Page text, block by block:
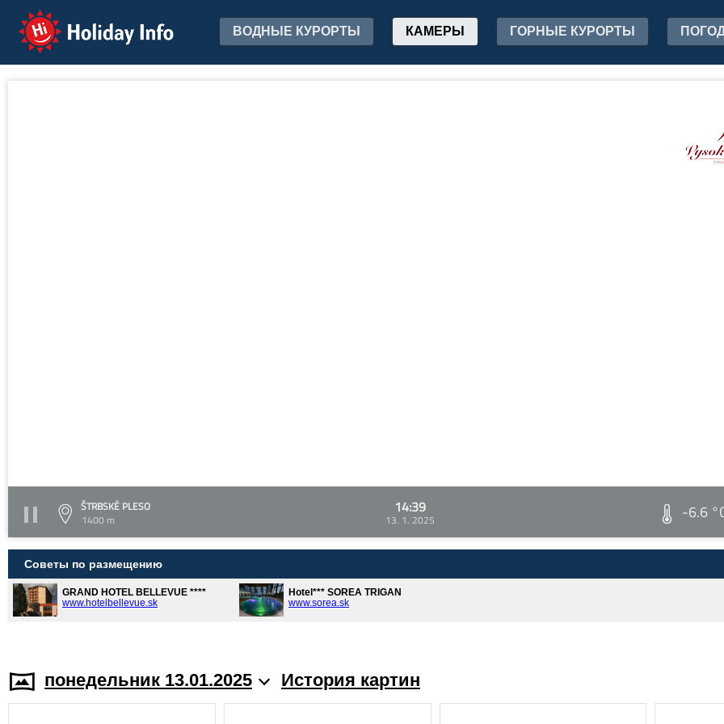
Holiday Info ВОДНЫЕ КУРОРТЫ КАМЕРЫ ГОРНЫЕ КУРОРТЫ
ŠTRBSKÉ PLESO
1400 m
14:39
13. 1. 2025 -6.6
Советы по размещению
GRAND HOTEL BELLEVUE ****
www.hotelbellevue.sk
Hotel*** SOREA TRIGAN
www.sorea.sk
понедельник 13.01.2025 История картин